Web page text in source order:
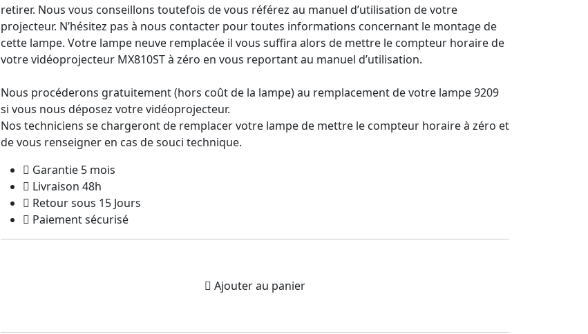
retirer. Nous vous conseillons toutefois de vous référez au manuel d’utilisation de votre
projecteur. N’hésitez pas à nous contacter pour toutes informations concernant le montage de
cette lampe. Votre lampe neuve remplacée il vous suffira alors de mettre le compteur horaire de
votre vidéoprojecteur MX810ST à zéro en vous reportant au manuel d’utilisation.
Nous procéderons gratuitement (hors coût de la lampe) au remplacement de votre lampe 9209
si vous nous déposez votre vidéoprojecteur.
Nos techniciens se chargeront de remplacer votre lampe de mettre le compteur horaire à zéro et
de vous renseigner en cas de souci technique.
Garantie 5 mois
Livraison 48h
Retour sous 15 Jours
Paiement sécurisé
Ajouter au panier